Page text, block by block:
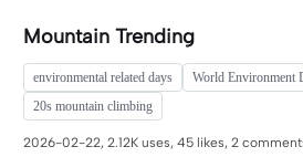
Mountain Trending
environmental related days World Environment
20s mountain climbing
2026-02-22, 2.12K uses, 45 likes, 2